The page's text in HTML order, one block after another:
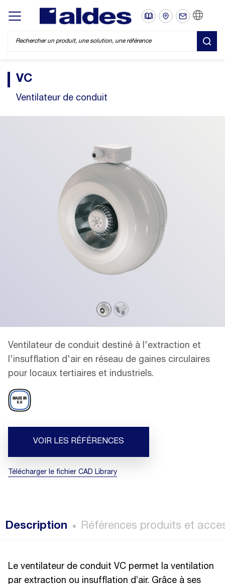
Display/hide main menu
VC
Ventilateur de conduit
Ventilateur de conduit destiné à l'extraction et
l'insufflation d'air en réseau de gaines circulaires
pour locaux tertiaires et industriels.
VOIR LES RÉFÉRENCES
Télécharger le fichier CAD Library
Description Références produits et
Le ventilateur de conduit VC permet la ventilation
par extraction ou insufflation d’air. Grâce à ses